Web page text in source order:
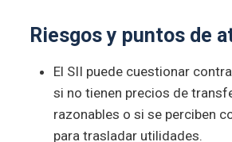
Riesgos y puntos de
El SII puede cuestionar
si no tienen precios de
razonables o si se perciben
para trasladar utilidades.